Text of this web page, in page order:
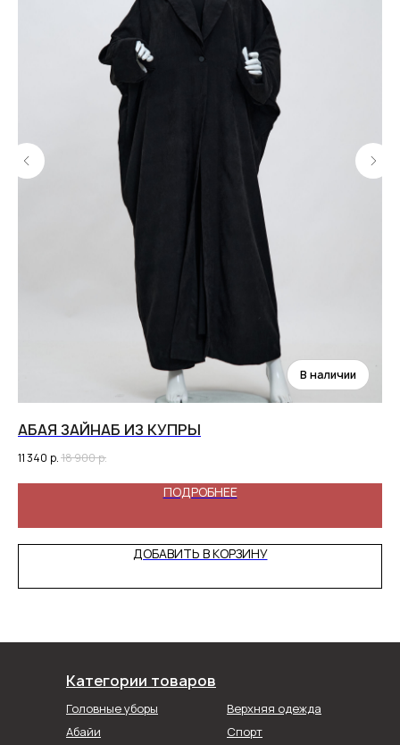
АБАЯ ЗАЙНАБ ИЗ КУПРЫ
11 340 р. 18 900р.
ПОДРОБНЕЕ
ДОБАВИТЬ В КОРЗИНУ
Категории товаров
Головные уборы
Абайи
Спорт
Верхняя одежда